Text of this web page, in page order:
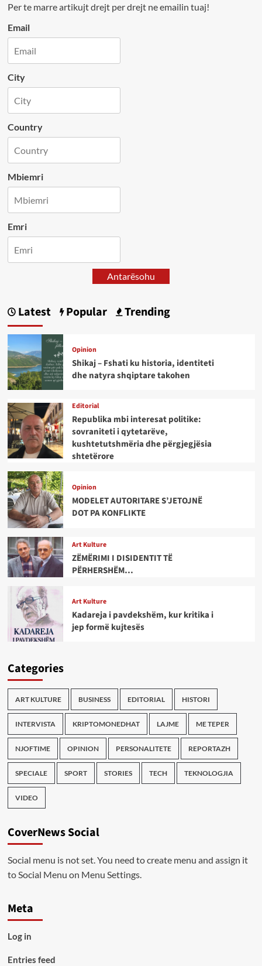
Per te marre artikujt drejt per drejt ne emailin tuaj!
Email
City
Country
Mbiemri
Emri
Antarësohu
Latest Popular Trending
Opinion
Shikaj – Fshati ku historia, identiteti
dhe natyra shqiptare takohen
Editorial
Republika mbi interesat politike:
sovraniteti i qytetarëve,
kushtetutshmëria dhe përgjegjësia
shtetërore
Opinion
MODELET AUTORITARE S’JETOJNË
DOT PA KONFLIKTE
Art Kulture
ZËMËRIMI I DISIDENTIT TË
PËRHERSHËM…
Art Kulture
Kadareja i pavdekshëm, kur kritika i
jep formë kujtesës
Categories
ART KULTURE BUSINESS EDITORIAL HISTORI
INTERVISTA KRIPTOMONEDHAT LAJME ME TEPER
NJOFTIME OPINION PERSONALITETE REPORTAZH
SPECIALE SPORT STORIES TECH TEKNOLOGJIA
VIDEO
CoverNews Social
Social menu is not set. You need to create menu and assign it
to Social Menu on Menu Settings.
Meta
Log in
Entries feed